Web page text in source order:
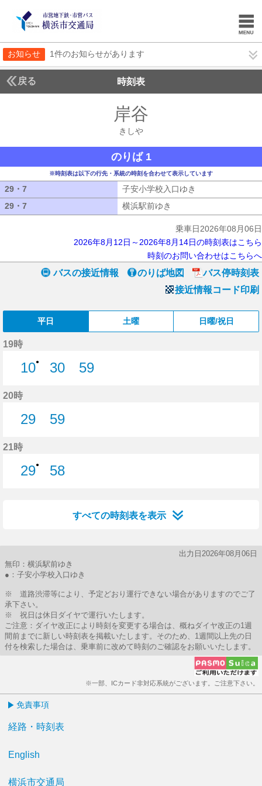
お知らせ 1件のお知らせがあります
戻る 時刻表
岸谷
きしや
のりば 1
※時刻表は以下の行先・系統の時刻を合わせて表示しています
29・7 子安小学校入口ゆき
29・7
横浜駅前ゆき
乗車日2026年08月06日
2026年8月12日～2026年8月14日の時刻表はこちら
時刻のお問い合わせはこちらへ
バスの接近情報 のりば地図
バス停時刻表
接近情報コード印刷
平日 土曜 日曜/祝日
19時
10●
30
59
20時
29
59
21時
29●
58
すべての時刻表を表示
出力日2026年08月06日
無印：横浜駅前ゆき
●：子安小学校入口ゆき
※ 道路渋滞等により、予定どおり運行できない場合がありますのでご了
承下さい。
※ 祝日は休日ダイヤで運行いたします。
ご注意：ダイヤ改正により時刻を変更する場合は、概ねダイヤ改正の1週
間前までに新しい時刻表を掲載いたします。そのため、1週間以上先の日
付を検索した場合は、乗車前に改めて時刻のご確認をお願いいたします。
※一部、ICカード非対応系統がございます。ご注意下さい。
免責事項
経路・時刻表
English
横浜市交通局